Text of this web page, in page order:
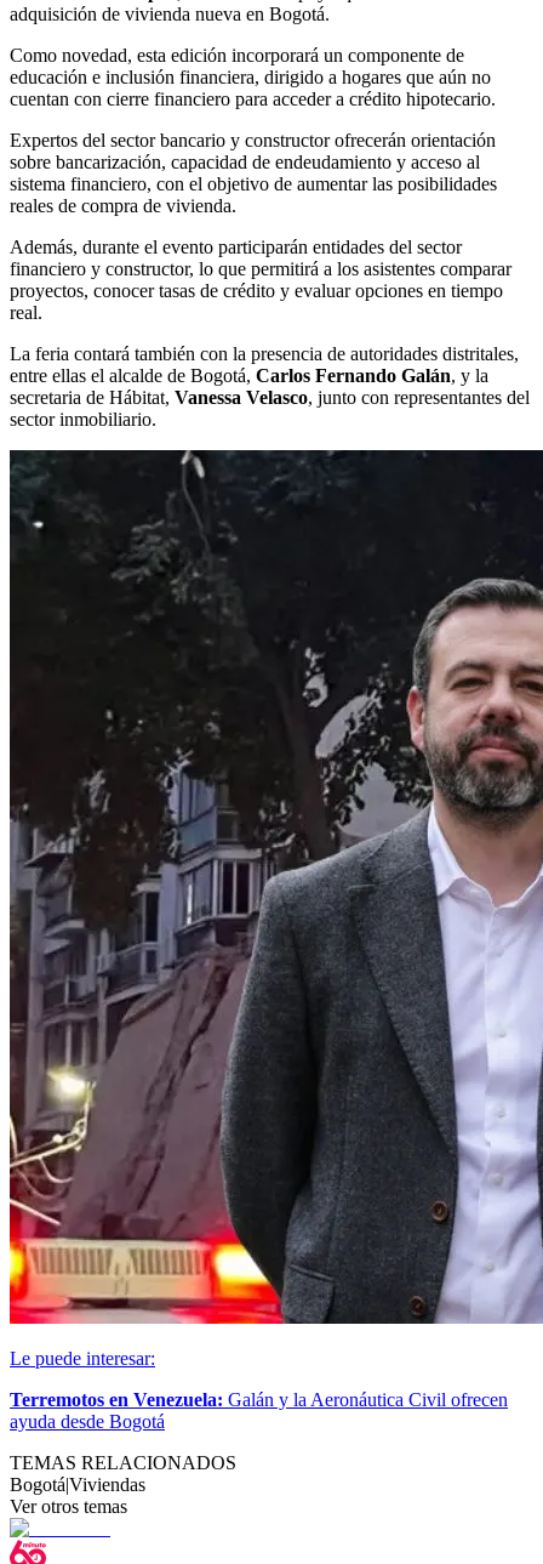
adquisición de vivienda nueva en Bogotá.
Como novedad, esta edición incorporará un componente de
educación e inclusión financiera, dirigido a hogares que aún no
cuentan con cierre financiero para acceder a crédito hipotecario.
Expertos del sector bancario y constructor ofrecerán orientación
sobre bancarización, capacidad de endeudamiento y acceso al
sistema financiero, con el objetivo de aumentar las posibilidades
reales de compra de vivienda.
Además, durante el evento participarán entidades del sector
financiero y constructor, lo que permitirá a los asistentes comparar
proyectos, conocer tasas de crédito y evaluar opciones en tiempo
real.
La feria contará también con la presencia de autoridades distritales,
entre ellas el alcalde de Bogotá, Carlos Fernando Galán, y la
secretaria de Hábitat, Vanessa Velasco, junto con representantes del
sector inmobiliario.
Le puede interesar:
Terremotos en Venezuela: Galán y la Aeronáutica Civil ofrecen
ayuda desde Bogotá
TEMAS RELACIONADOS
Bogotá|Viviendas
Ver otros temas